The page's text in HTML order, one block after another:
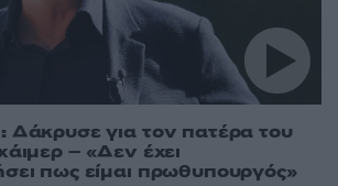
Δάκρυσε για τον πατέρα του
– «Δεν έχει
πως είμαι πρωθυπουργός»